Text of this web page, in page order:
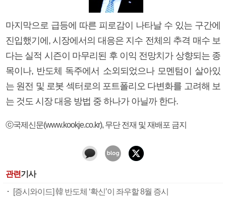
마지막으로 급등에 따른 피로감이 나타날 수 있는 구간에
진입했기에, 시장에서의 대응은 지수 전체의 추격 매수 보
다는 실적 시즌이 마무리된 후 이익 전망치가 상향되는 종
목이나, 반도체 독주에서 소외되었으나 모멘텀이 살아있
는 원전 및 로봇 섹터로의 포트폴리오 다변화를 고려해 보
는 것도 시장 대응 방법 중 하나가 아닐까 한다.
ⓒ국제신문(www.kookje.co.kr), 무단 전재 및 재배포 금지
관련기사
[증시와이드] 韓 반도체 ‘확신’이 좌우할 8월 증시